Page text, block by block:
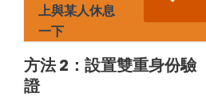
上與某人休息
一下
方法 2：設置雙重身份驗
證